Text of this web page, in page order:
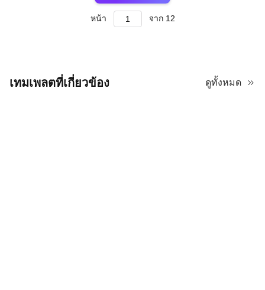
หน้า จาก 12
เทมเพลตที่เกี่ยวข้อง ดูทั้งหมด